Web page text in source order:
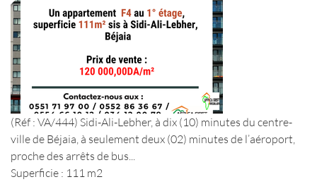
(Réf : VA/444) Sidi-Ali-Lebher, à dix (10) minutes du centre-
ville de Béjaia, à seulement deux (02) minutes de l’aéroport,
proche des arrêts de bus...
Superficie : 111 m2